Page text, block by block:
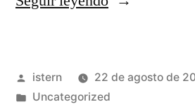
Baloncesto
Publicado
por
istern
22 de agosto de
Publicado
Uncategorized